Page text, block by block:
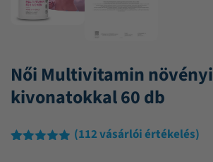
Női Multivitamin növényi
kivonatokkal 60 db
(112vásárlói értékelés)